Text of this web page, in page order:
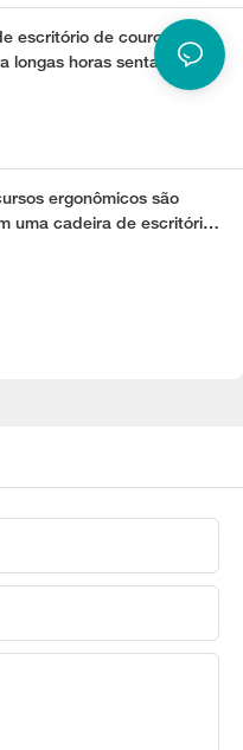
escritório de couro é
longas horas sentado?
ergonômicos são
uma cadeira de escritório